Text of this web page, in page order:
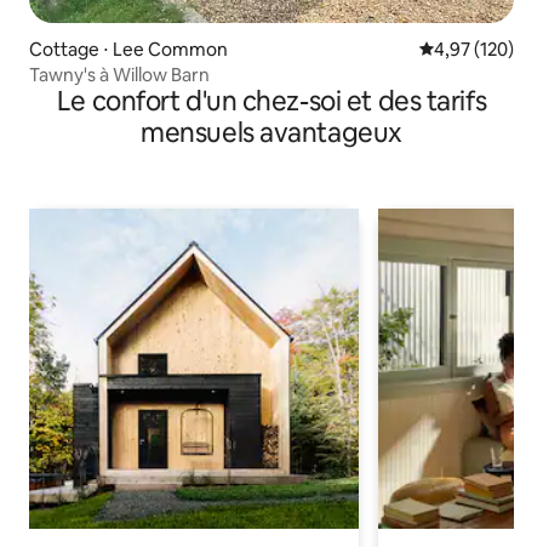
Cottage ⋅ Lee Common Évaluation
4,97 (120)
Tawny's à Willow Barn
Le confort d'un chez-soi et des tarifs
mensuels avantageux